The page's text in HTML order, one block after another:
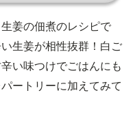
姜の佃煮のレシピで
生姜が相性抜群！白ご
い味つけでごはんにも
ートリーに加えてみて